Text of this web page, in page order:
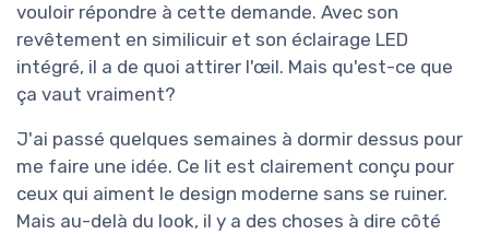
vouloir répondre à cette demande. Avec son
revêtement en similicuir et son éclairage LED
intégré, il a de quoi attirer l'œil. Mais qu'est-ce que
ça vaut vraiment?
J'ai passé quelques semaines à dormir dessus pour
me faire une idée. Ce lit est clairement conçu pour
ceux qui aiment le design moderne sans se ruiner.
Mais au-delà du look, il y a des choses à dire côté